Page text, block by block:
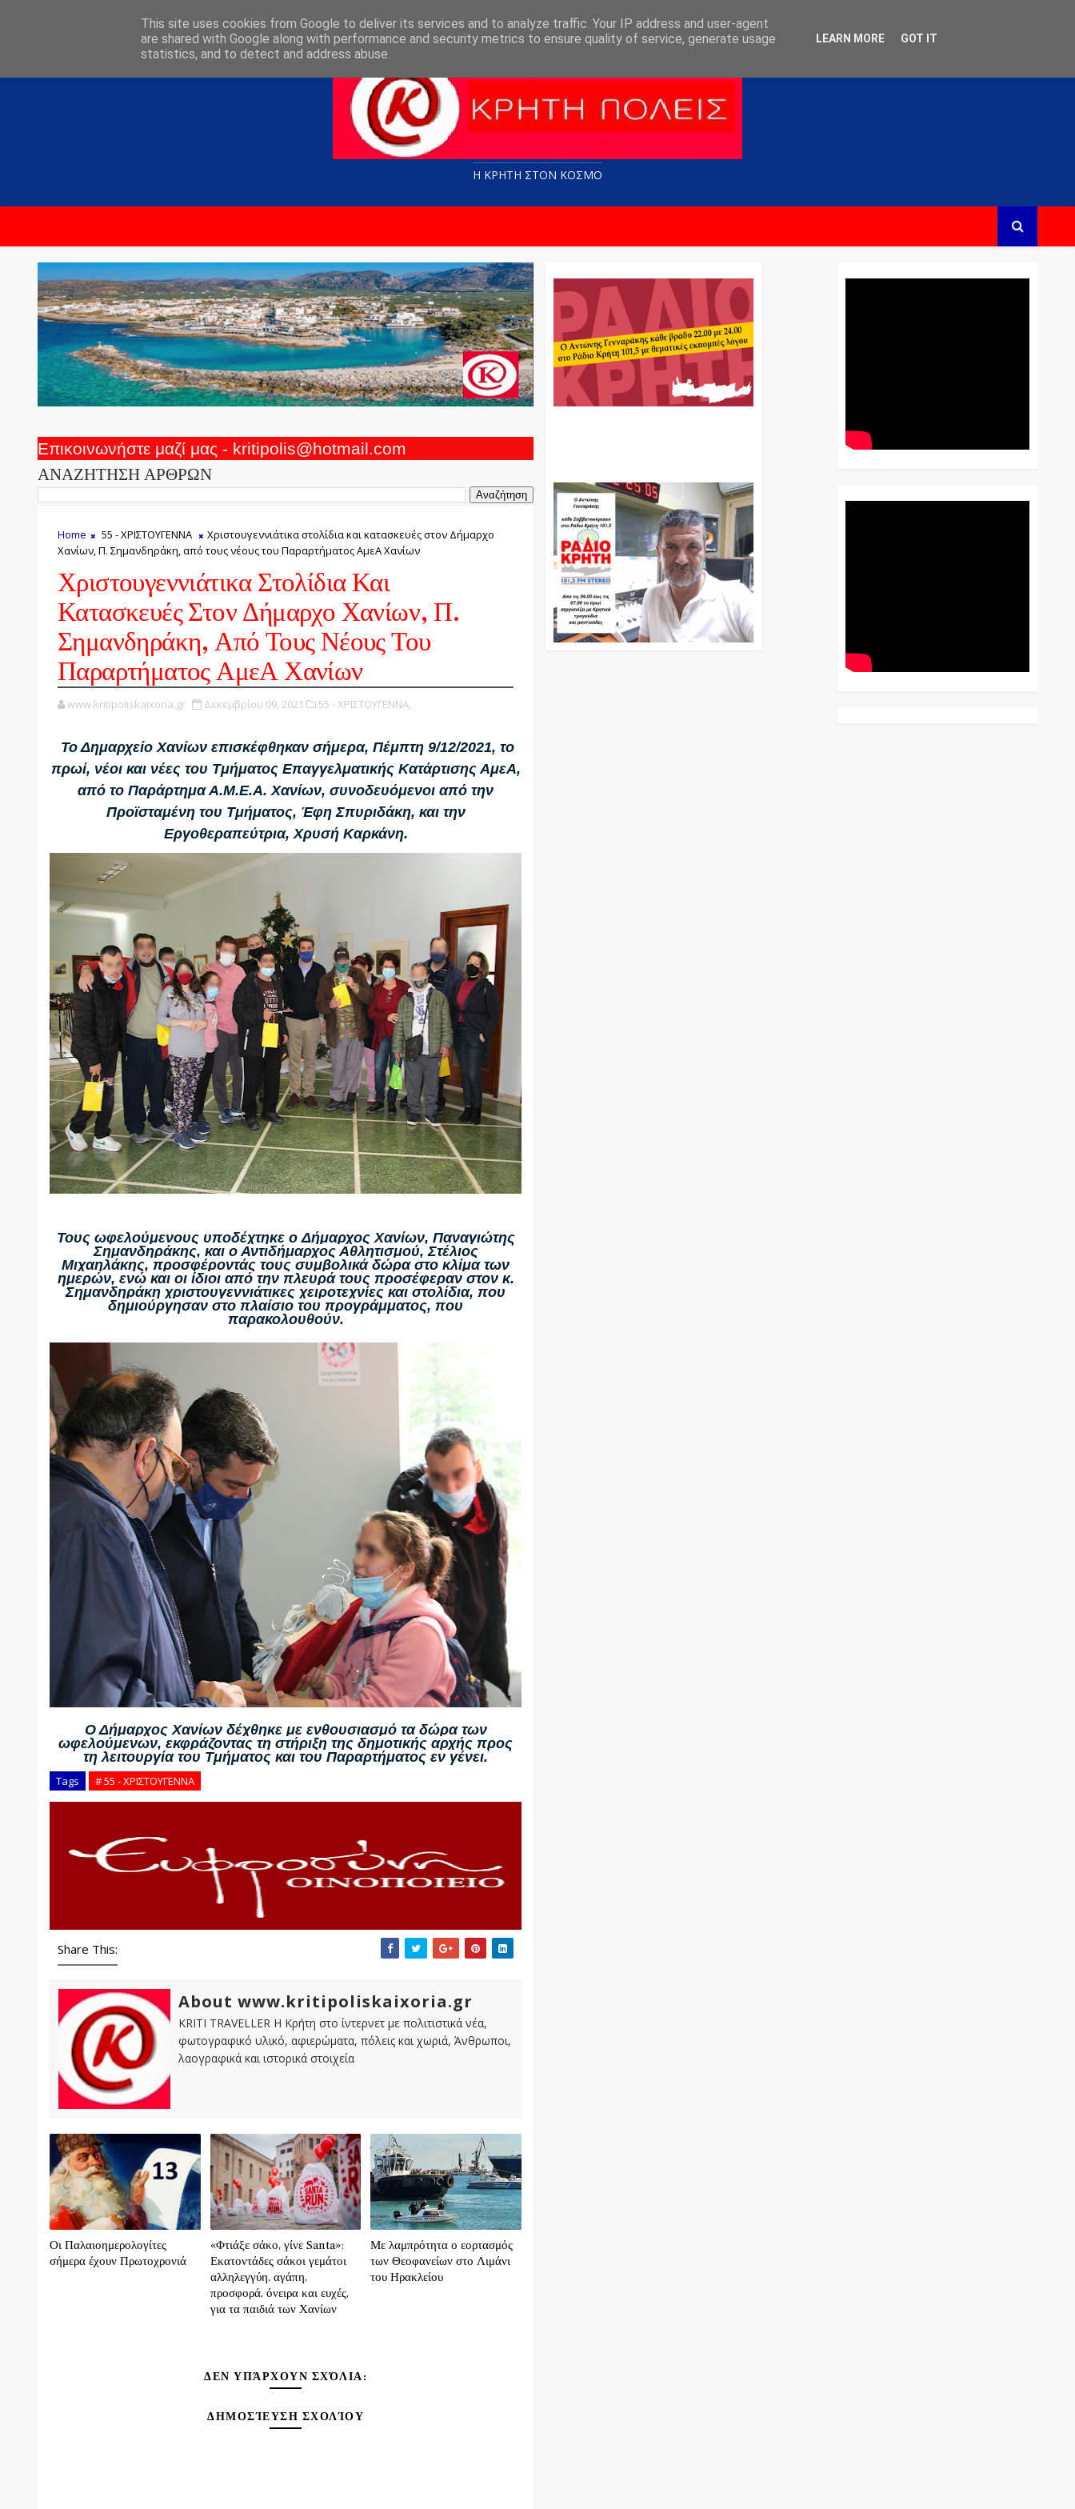
Η ΚΡΗΤΗ ΣΤΟN KOΣΜΟ
Επικοινωνήστε μαζί μας - kritipolis@hotmail.com
ΑΝΑΖΗΤΗΣΗ ΑΡΘΡΩΝ
Home 55 - ΧΡΙΣΤΟΥΓΕΝΝΑ
Χριστουγεννιάτικα στολίδια και κατασκευές στον Δήμαρχο
Χανίων, Π. Σημανδηράκη, από τους νέους του Παραρτήματος ΑμεΑ Χανίων
Χριστουγεννιάτικα Στολίδια Και
Κατασκευές Στον Δήμαρχο Χανίων, Π.
Σημανδηράκη, Από Τους Νέους Του
Παραρτήματος ΑμεΑ Χανίων
www.kritipoliskaixoria.gr Δεκεμβρίου 09, 2021 55 - ΧΡΙΣΤΟΥΓΕΝΝΑ,
Το Δημαρχείο Χανίων επισκέφθηκαν σήμερα, Πέμπτη 9/12/2021, το
πρωί, νέοι και νέες του Τμήματος Επαγγελματικής Κατάρτισης ΑμεΑ,
από το Παράρτημα Α.Μ.Ε.Α. Χανίων, συνοδευόμενοι από την
Προϊσταμένη του Τμήματος, Έφη Σπυριδάκη, και την
Εργοθεραπεύτρια, Χρυσή Καρκάνη.
Τους ωφελούμενους υποδέχτηκε οΔήμαρχος Χανίων, Παναγιώτης
Σημανδηράκης, και ο Αντιδήμαρχος Αθλητισμού, Στέλιος
Μιχαηλάκης, προσφέροντάς τους συμβολικά δώρα στο κλίμα των
ημερών, ενώ και οι ίδιοι από την πλευρά τους προσέφεραν στον κ.
Σημανδηράκη χριστουγεννιάτικες χειροτεχνίες και στολίδια, που
δημιούργησαν στο πλαίσιο του προγράμματος, που
παρακολουθούν.
Ο Δήμαρχος Χανίων δέχθηκε με ενθουσιασμό τα δώρα των
ωφελούμενων, εκφράζοντας τη στήριξη της δημοτικής αρχής προς
τη λειτουργία του Τμήματος και του Παραρτήματος εν γένει.
Tags # 55 - ΧΡΙΣΤΟΥΓΕΝΝΑ
Share This:
About www.kritipoliskaixoria.gr
KRITI TRAVELLER Η Κρήτη στο ίντερνετ με πολιτιστικά νέα,
φωτογραφικό υλικό, αφιερώματα, πόλεις και χωριά, Άνθρωποι,
λαογραφικά και ιστορικά στοιχεία
Οι Παλαιοημερολογίτες
σήμερα έχουν Πρωτοχρονιά
«Φτιάξε σάκο, γίνε Santa»:
Εκατοντάδες σάκοι γεμάτοι
αλληλεγγύη, αγάπη,
προσφορά, όνειρα και ευχές,
για τα παιδιά των Χανίων
Με λαμπρότητα ο εορτασμός
των Θεοφανείων στο Λιμάνι
του Ηρακλείου
ΔΕΝ ΥΠΆΡΧΟΥΝ ΣΧΌΛΙΑ:
ΔΗΜΟΣΊΕΥΣΗ ΣΧΟΛΊΟΥ
This site uses cookies from Google to deliver its services and to analyze traffic. Your IP address and user-agent
are shared with Google along with performance and security metrics to ensure quality of service, generate usage
statistics, and to detect and address abuse.
LEARN MORE GOT IT